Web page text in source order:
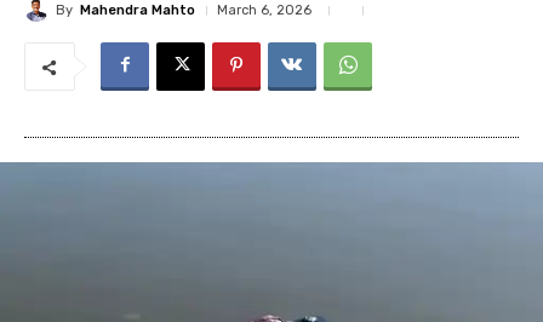
By Mahendra Mahto March 6, 2026